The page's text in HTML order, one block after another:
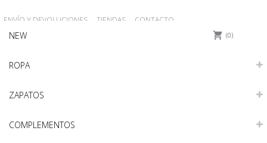
0
ENVÍO Y DEVOLUCIONES TIENDAS CONTACTO
NEW
ROPA
ZAPATOS
COMPLEMENTOS